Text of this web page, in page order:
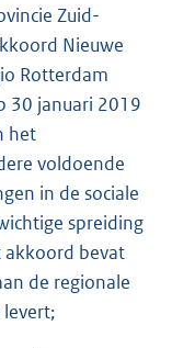
Zuid-
Nieuwe
Rotterdam
30 januari 2019
het
voldoende
in de sociale
spreiding
akkoord bevat
de regionale